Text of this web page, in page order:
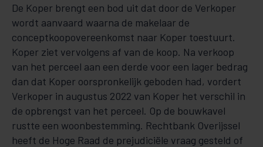
De Koper brengt een bod uit dat door de Verkoper
wordt aanvaard waarna de makelaar de
conceptkoopovereenkomst naar Koper toestuurt.
Koper ziet vervolgens af van de koop. Na verkoop
van het perceel aan een derde voor een lager bedrag
dan dat Koper oorspronkelijk geboden had, vordert
Verkoper in augustus 2022 van Koper het verschil in
de opbrengst van het perceel. Op de bouwkavel
rustte een woonbestemming. Rechtbank Overijssel
heeft de Hoge Raad de prejudiciële vraag gesteld of